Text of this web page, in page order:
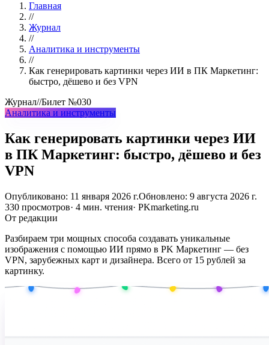
Главная
//
Журнал
//
Аналитика и инструменты
//
Как генерировать картинки через ИИ в ПК Маркетинг:
быстро, дёшево и без VPN
Журнал//Билет №030
Аналитика и инструменты
Как генерировать картинки через ИИ
в ПК Маркетинг: быстро, дёшево и без
VPN
Опубликовано: 11 января 2026 г.Обновлено: 9 августа 2026 г.
330 просмотров· 4 мин. чтения· PKmarketing.ru
От редакции
Разбираем три мощных способа создавать уникальные
изображения с помощью ИИ прямо в PK Маркетинг — без
VPN, зарубежных карт и дизайнера. Всего от 15 рублей за
картинку.